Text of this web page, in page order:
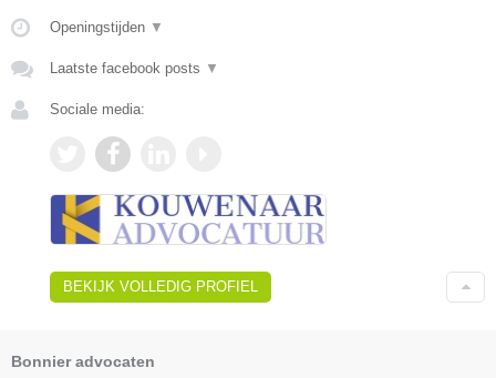
Openingstijden ▼
Laatste facebook posts ▼
Sociale media:
BEKIJK VOLLEDIG PROFIEL
Bonnier advocaten